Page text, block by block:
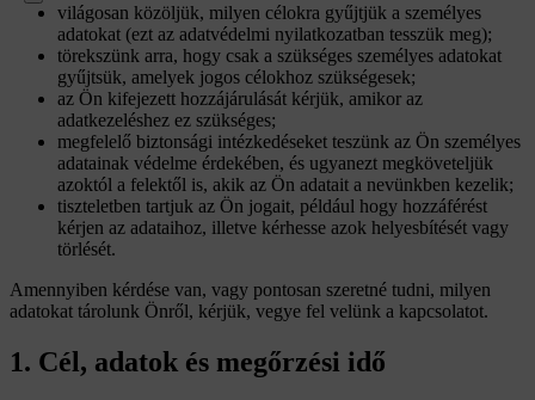
világosan közöljük, milyen célokra gyűjtjük a személyes
adatokat (ezt az adatvédelmi nyilatkozatban tesszük meg);
törekszünk arra, hogy csak a szükséges személyes adatokat
gyűjtsük, amelyek jogos célokhoz szükségesek;
az Ön kifejezett hozzájárulását kérjük, amikor az
adatkezeléshez ez szükséges;
megfelelő biztonsági intézkedéseket teszünk az Ön személyes
adatainak védelme érdekében, és ugyanezt megköveteljük
azoktól a felektől is, akik az Ön adatait a nevünkben kezelik;
tiszteletben tartjuk az Ön jogait, például hogy hozzáférést
kérjen az adataihoz, illetve kérhesse azok helyesbítését vagy
törlését.
Amennyiben kérdése van, vagy pontosan szeretné tudni, milyen
adatokat tárolunk Önről, kérjük, vegye fel velünk a kapcsolatot.
1. Cél, adatok és megőrzési idő